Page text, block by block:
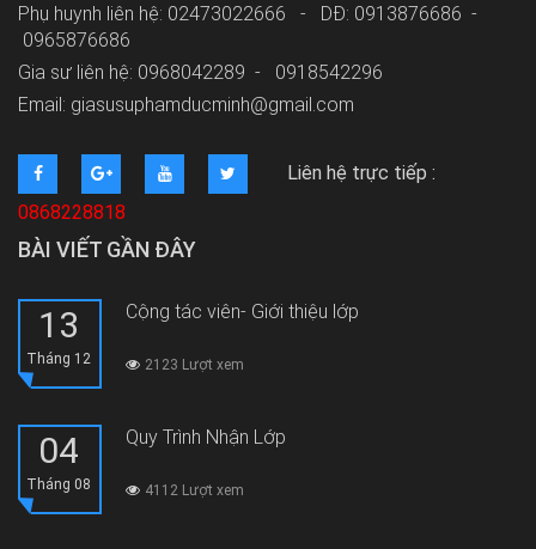
Phụ huynh liên hệ: 02473022666 - DĐ: 0913876686 -
0965876686
Gia sư liên hệ: 0968042289 - 0918542296
Email: giasusuphamducminh@gmail.com
Liên hệ trực tiếp :
0868228818
BÀI VIẾT GẦN ĐÂY
13
Tháng 12
Cộng tác viên- Giới thiệu lớp
2123 Lượt xem
04
Tháng 08
Quy Trình Nhận Lớp
4112 Lượt xem